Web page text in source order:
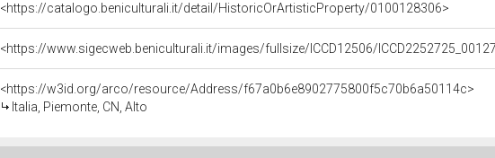
<https://catalogo.beniculturali.it/detail/HistoricOrArtisticProperty/0100128306>
<https://www.sigecweb.beniculturali.it/images/fullsize/ICCD12506/
<https://w3id.org/arco/resource/Address/f67a0b6e8902775800f5c70b6a50114c>
Italia, Piemonte, CN, Alto